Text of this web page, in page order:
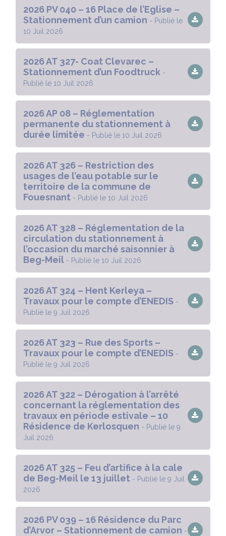
2026 PV 040 – 16 Place de l’Eglise –
Stationnement d’un camion - Publié le
10 Juil 2026
2026 AT 327- Coat Clevarec –
Stationnement d’un Foodtruck -
Publié le 10 Juil 2026
2026 AP 08 – Réglementation
permanente du stationnement à
durée limitée - Publié le 10 Juil 2026
2026 AT 326 – Restriction des
usages de l’eau potable sur le
territoire de la commune de
Fouesnant - Publié le 10 Juil 2026
2026 AT 328 – Réglementation de la
circulation du stationnement à
l’occasion du marché saisonnier à
Beg-Meil - Publié le 10 Juil 2026
2026 AT 324 – Hent Kerleya –
Travaux pour le compte d’ENEDIS -
Publié le 9 Juil 2026
2026 AT 323 – Rue des Sports –
Travaux pour le compte d’ENEDIS -
Publié le 9 Juil 2026
2026 AT 322 – Dérogation à l’arrêté
concernant la réglementation des
travaux en période estivale – 10
Résidence de Kerlosquen - Publié le 9
Juil 2026
2026 AT 325 – Feu d’artifice à la cale
de Beg-Meil le 13 juillet - Publié le 9 Juil
2026
2026 PV 039 – 16 Résidence du Parc
d’Arvor – Stationnement de camion -